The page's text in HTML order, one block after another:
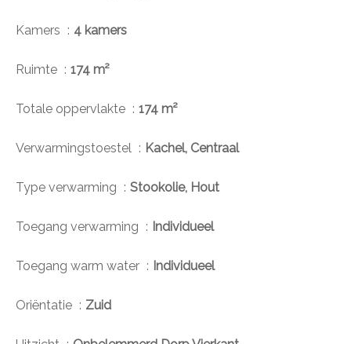
Kamers 4 kamers
Ruimte 174 m²
Totale oppervlakte 174 m²
Verwarmingstoestel Kachel, Centraal
Type verwarming Stookolie, Hout
Toegang verwarming Individueel
Toegang warm water Individueel
Oriëntatie Zuid